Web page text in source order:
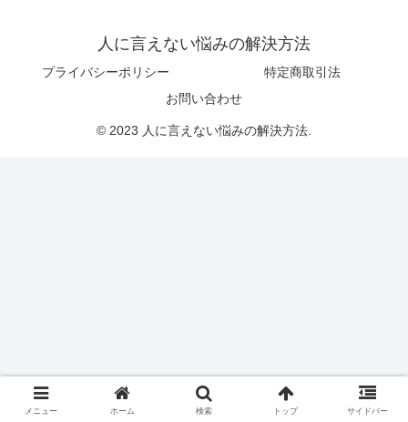
人に言えない悩みの解決方法
プライバシーポリシー
特定商取引法
お問い合わせ
© 2023 人に言えない悩みの解決方法.
メニュー ホーム 検索 トップ サイドバー